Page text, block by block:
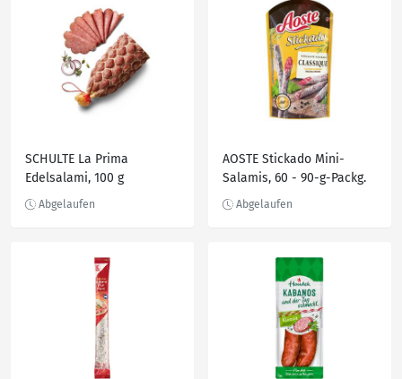
SCHULTE La Prima
Edelsalami, 100 g
AOSTE Stickado Mini-
Salamis, 60 - 90-g-Packg.